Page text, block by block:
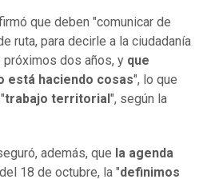
que deben "comunicar de
ruta, para decirle a la ciudadanía
dos años, y que
está haciendo cosas", lo que
trabajo territorial ", según la
además, que la agenda
18 de octubre, la "definimos